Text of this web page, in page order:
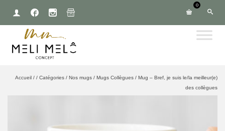
0
Accueil / / Catégories / Nos mugs / Mugs Collègues / Mug – Bref, je suis le/la meilleur(e)
des collègues